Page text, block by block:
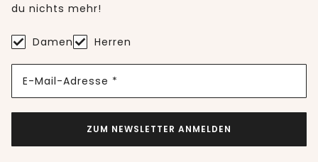
du nichts mehr!
Damen Herren
E-Mail-Adresse *
ZUM NEWSLETTER ANMELDEN